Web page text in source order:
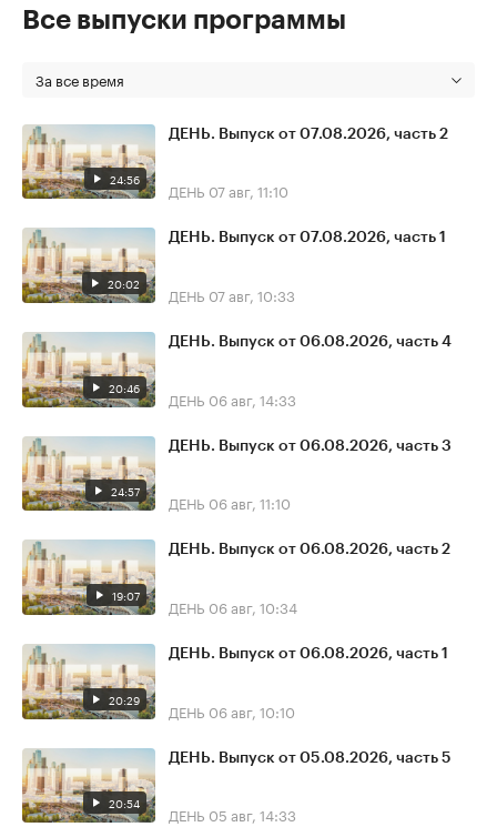
Все выпуски программы
За все время
24:56
ДЕНЬ. Выпуск от 07.08.2026, часть 2
ДЕНЬ 07 авг, 11:10
20:02
ДЕНЬ. Выпуск от 07.08.2026, часть 1
ДЕНЬ 07 авг, 10:33
20:46
ДЕНЬ. Выпуск от 06.08.2026, часть 4
ДЕНЬ 06 авг, 14:33
24:57
ДЕНЬ. Выпуск от 06.08.2026, часть 3
ДЕНЬ 06 авг, 11:10
19:07
ДЕНЬ. Выпуск от 06.08.2026, часть 2
ДЕНЬ 06 авг, 10:34
20:29
ДЕНЬ. Выпуск от 06.08.2026, часть 1
ДЕНЬ 06 авг, 10:10
20:54
ДЕНЬ. Выпуск от 05.08.2026, часть 5
ДЕНЬ 05 авг, 14:33